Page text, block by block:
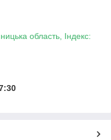
область, Індекс: